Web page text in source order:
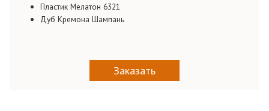
Пластик Мелатон 6321
Дуб Кремона Шампань
Заказать